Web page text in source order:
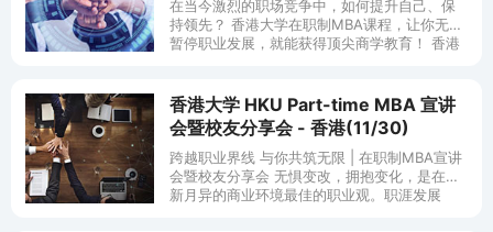
在当今激烈的职场竞争中，如何提升自己、保
持领先？ 香港大学在职制MBA课程，让你无需
暂停职业发展，就能获得顶尖商学教育！ 香港
香港大学 HKU Part-time MBA 宣讲
会暨校友分享会 - 香港(11/30)
跨越职业界线 与你共筑无限 | 在职制MBA宣讲
会暨校友分享会 无惧变改，拥抱变化，是在日
新月异的商业环境最佳的职业观。职涯发展